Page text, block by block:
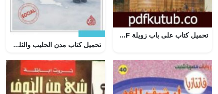
تحميل كتاب على باب زويلة PDF تأليف محمد سعيد العريان مجانا [كامل]
تحميل كتاب مدن الحليب والثلج لجليلة السيد بصيغة PDF مجانا